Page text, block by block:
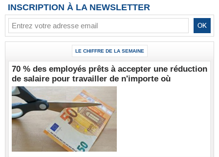
INSCRIPTION À LA NEWSLETTER
LE CHIFFRE DE LA SEMAINE
70 % des employés prêts à accepter une réduction
de salaire pour travailler de n'importe où